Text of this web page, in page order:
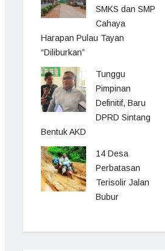
SMKS dan SMP
Cahaya
Harapan Pulau Tayan
“Diliburkan”
Tunggu
Pimpinan
Definitif, Baru
DPRD Sintang
Bentuk AKD
14 Desa
Perbatasan
Terisolir Jalan
Bubur